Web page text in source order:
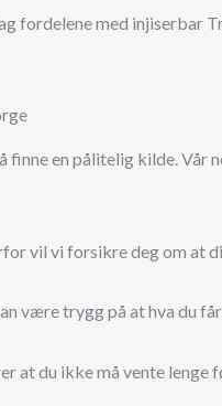
med injiserbar
en pålitelig kilde.
vil vi forsikre deg om at
trygg på at hva du
at du ikke må vente lenge